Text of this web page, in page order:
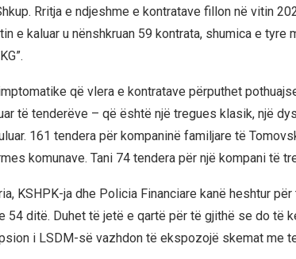
Rritja e ndjeshme e kontratave fillon në vitin
e kaluar u nënshkruan 59 kontrata, shumica e tyre
që vlera e kontratave përputhet
të tenderëve – që është një tregues klasik, një
161 tendera për kompaninë familjare të
komunave. Tani 74 tendera për një kompani të
KSHPK-ja dhe Policia Financiare kanë heshtur
54 ditë. Duhet të jetë e qartë për të gjithë se do të
i LSDM-së vazhdon të ekspozojë skemat me